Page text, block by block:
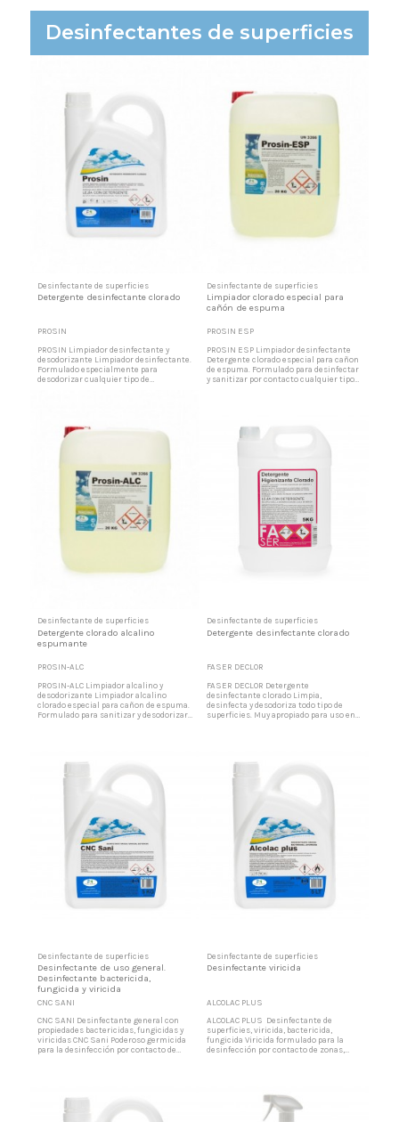
Desinfectantes de superficies
Desinfectante de superficies
Detergente desinfectante clorado
PROSIN
PROSIN Limpiador desinfectante y
desodorizante Limpiador desinfectante.
Formulado especialmente para
desodorizar cualquier tipo de
específicas, proporciona limpieza y
desinfección, eliminando los malos
olores y...
Desinfectante de superficies
Limpiador clorado especial para
cañón de espuma
PROSIN ESP
PROSIN ESP Limpiador desinfectante
Detergente clorado especial para cañon
de espuma. Formulado para desinfectar
y sanitizar por contacto cualquier tipo
colectividades, cárnicas, conserveras,
lácteas, hospitales,...
Desinfectante de superficies
Detergente clorado alcalino
espumante
PROSIN-ALC
PROSIN-ALC Limpiador alcalino y
desodorizante Limpiador alcalino
clorado especial para cañon de espuma.
Formulado para sanitizar y desodorizar
limpieza por contacto Recomendado en
colectividades, cárnicas,...
Desinfectante de superficies
Detergente desinfectante clorado
FASER DECLOR
FASER DECLOR Detergente
desinfectante clorado Limpia,
desinfecta y desodoriza todo tipo de
superficies. Muy apropiado para uso en
producto son muy específicas,
proporciona limpieza y desinfección,...
Desinfectante de superficies
Desinfectante de uso general.
Desinfectante bactericida,
fungicida y viricida
CNC SANI
CNC SANI Desinfectante general con
propiedades bactericidas, fungicidas y
viricidas CNC Sani Poderoso germicida
para la desinfección por contacto de
Potente desinfectante por contacto
Consiste en una...
Desinfectante de superficies
Desinfectante viricida
ALCOLAC PLUS
ALCOLAC PLUS Desinfectante de
superficies, viricida, bactericida,
fungicida Viricida formulado para la
desinfección por contacto de zonas,
5 ml por m2. Dejar secar. Antes de la
aplicación del producto...